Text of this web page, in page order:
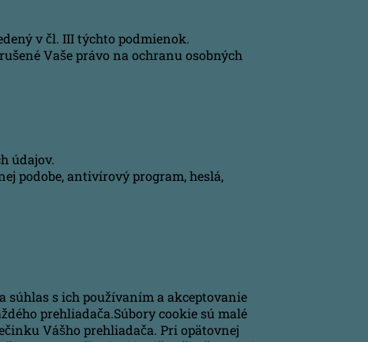
v čl. III týchto podmienok.
Vaše právo na ochranu osobných
údajov.
podobe, antivírový program, heslá,
súhlas s ich používaním a akceptovanie
prehliadača.Súbory cookie sú malé
Vášho prehliadača. Pri opätovnej